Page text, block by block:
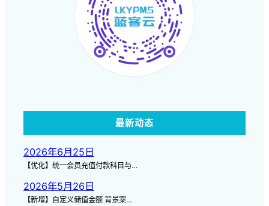
最新动态
2026年6月25日
【优化】统一会员充值付款科目与…
2026年5月26日
【新增】自定义储值金额 背景案…